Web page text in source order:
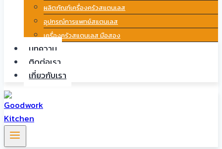
ผลิตภัณฑ์เครื่องครัวสแตนเลส
อุปกรณ์การแพทย์สแตนเลส
เครื่องครัวสแตนเลส มือสอง
บทความ
ติดต่อเรา
เกี่ยวกับเรา